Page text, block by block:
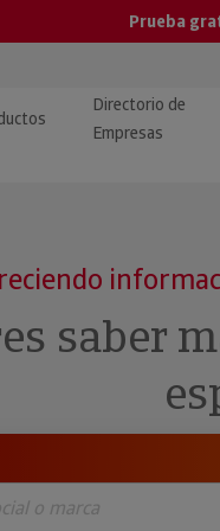
Prueba
y ERP
· Recuperación de
Directorio de
Empresas
Pública
Investigada
saber